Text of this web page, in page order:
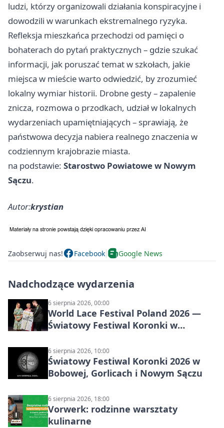
ludzi, którzy organizowali działania konspiracyjne i
dowodzili w warunkach ekstremalnego ryzyka.
Refleksja mieszkańca przechodzi od pamięci o
bohaterach do pytań praktycznych – gdzie szukać
informacji, jak poruszać temat w szkołach, jakie
miejsca w mieście warto odwiedzić, by zrozumieć
lokalny wymiar historii. Drobne gesty – zapalenie
znicza, rozmowa o przodkach, udział w lokalnych
wydarzeniach upamiętniających – sprawiają, że
państwowa decyzja nabiera realnego znaczenia w
codziennym krajobrazie miasta.
na podstawie: Starostwo Powiatowe w Nowym
Sączu.
Autor:krystian
Zaobserwuj nas! Facebook Google News
Nadchodzące wydarzenia
6 sierpnia 2026, 00:00
World Lace Festival Poland 2026 —
Światowy Festiwal Koronki w
6 sierpnia 2026, 10:00
Światowy Festiwal Koronki 2026 w
Bobowej, Gorlicach i Nowym Sączu
6 sierpnia 2026, 18:00
Vorwerk: rodzinne warsztaty
kulinarne